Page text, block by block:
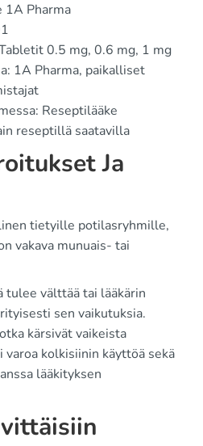
1A Pharma
0.5 mg, 0.6 mg, 1 mg
1A Pharma, paikalliset
Reseptilääke
reseptillä saatavilla
Ja
tietyille potilasryhmille,
vakava munuais- tai
tulee välttää tai lääkärin
sen vaikutuksia.
kärsivät vaikeista
varoa kolkisiinin käyttöä sekä
lääkityksen